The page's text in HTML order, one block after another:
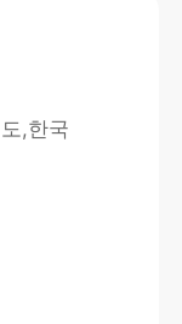
,한국